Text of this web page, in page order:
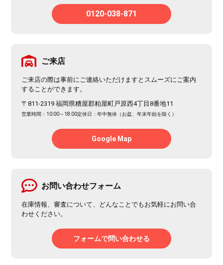
0120-038-871
ご来店
ご来店の際は事前にご連絡いただけますとスムーズにご案内
することができます。
〒811-2319 福岡県糟屋郡粕屋町戸原西4丁目8番地11
営業時間：10:00～18:00定休日：年中無休（お盆、年末年始を除く）
Google Map
お問い合わせフォーム
在庫情報、審査について、どんなことでもお気軽にお問い合
わせください。
フォームで問い合わせる